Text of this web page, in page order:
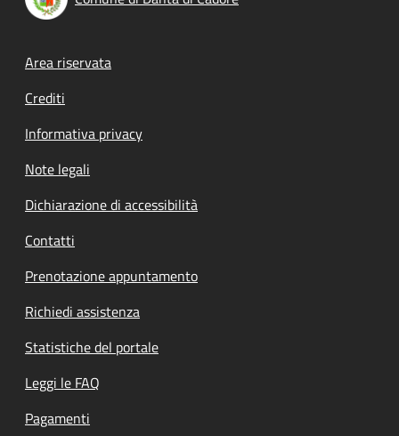
Footer menu
Area riservata
Crediti
Informativa privacy
Note legali
Dichiarazione di accessibilità
Contatti
Prenotazione appuntamento
Richiedi assistenza
Statistiche del portale
Leggi le FAQ
Pagamenti